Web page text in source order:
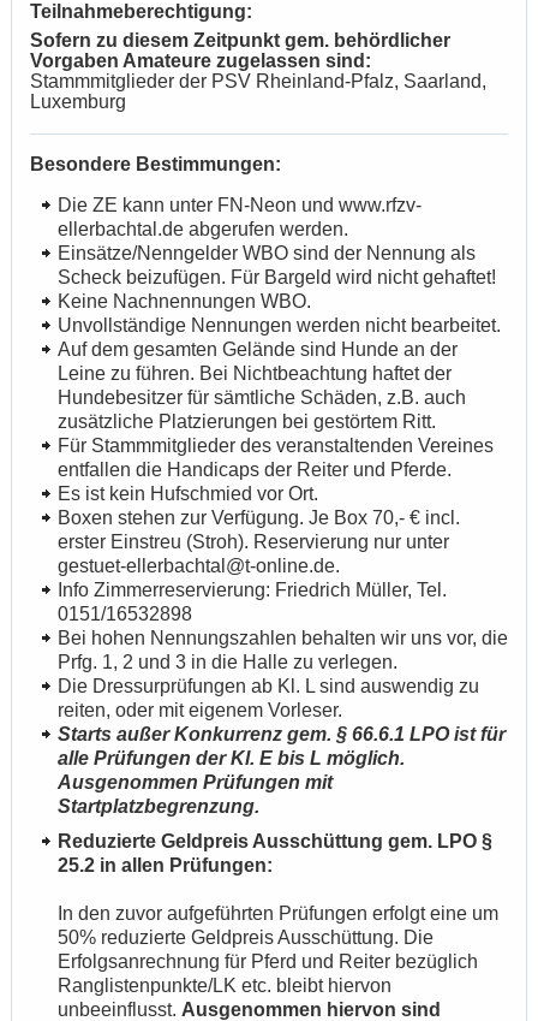
Teilnahmeberechtigung:
Sofern zu diesem Zeitpunkt gem. behördlicher
Vorgaben Amateure zugelassen sind:
Stammmitglieder der PSV Rheinland-Pfalz, Saarland,
Luxemburg
Besondere Bestimmungen:
Die ZE kann unter FN-Neon und www.rfzv-
ellerbachtal.de abgerufen werden.
Einsätze/Nenngelder WBO sind der Nennung als
Scheck beizufügen. Für Bargeld wird nicht gehaftet!
Keine Nachnennungen WBO.
Unvollständige Nennungen werden nicht bearbeitet.
Auf dem gesamten Gelände sind Hunde an der
Leine zu führen. Bei Nichtbeachtung haftet der
Hundebesitzer für sämtliche Schäden, z.B. auch
zusätzliche Platzierungen bei gestörtem Ritt.
Für Stammmitglieder des veranstaltenden Vereines
entfallen die Handicaps der Reiter und Pferde.
Es ist kein Hufschmied vor Ort.
Boxen stehen zur Verfügung. Je Box 70,- € incl.
erster Einstreu (Stroh). Reservierung nur unter
gestuet-ellerbachtal@t-online.de.
Info Zimmerreservierung: Friedrich Müller, Tel.
0151/16532898
Bei hohen Nennungszahlen behalten wir uns vor, die
Prfg. 1, 2 und 3 in die Halle zu verlegen.
Die Dressurprüfungen ab Kl. L sind auswendig zu
reiten, oder mit eigenem Vorleser.
Starts außer Konkurrenz gem. § 66.6.1 LPO ist für
alle Prüfungen der Kl. E bis L möglich.
Ausgenommen Prüfungen mit
Startplatzbegrenzung.
Reduzierte Geldpreis Ausschüttung gem. LPO §
25.2 in allen Prüfungen:
In den zuvor aufgeführten Prüfungen erfolgt eine um
50% reduzierte Geldpreis Ausschüttung. Die
Erfolgsanrechnung für Pferd und Reiter bezüglich
Ranglistenpunkte/LK etc. bleibt hiervon
unbeeinflusst. Ausgenommen hiervon sind